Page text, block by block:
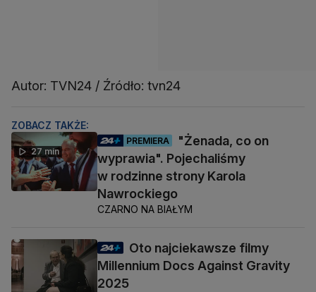
Autor: TVN24 / Źródło: tvn24
ZOBACZ TAKŻE:
27 min
PREMIERA
"Żenada, co on
wyprawia". Pojechaliśmy
w rodzinne strony Karola
Nawrockiego
CZARNO NA BIAŁYM
Oto najciekawsze filmy
Millennium Docs Against Gravity
2025